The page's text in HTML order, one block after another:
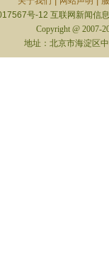
号-12 互联网新闻信
Copyright @ 2007-
地址：北京市海淀区